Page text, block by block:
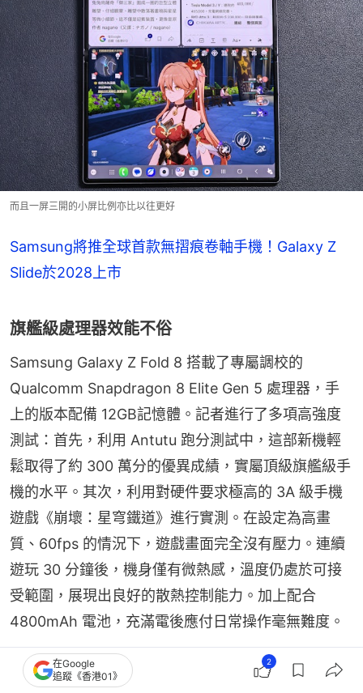
而且一屏三開的小屏比例亦比以往更好
Samsung將推全球首款無摺痕卷軸手機！Galaxy Z
Slide於2028上市
旗艦級處理器效能不俗
Samsung Galaxy Z Fold 8 搭載了專屬調校的
Qualcomm Snapdragon 8 Elite Gen 5 處理器，手
上的版本配備 12GB記憶體。記者進行了多項高強度
測試：首先，利用 Antutu 跑分測試中，這部新機輕
鬆取得了約 300 萬分的優異成績，實屬頂級旗艦級手
機的水平。其次，利用對硬件要求極高的 3A 級手機
遊戲《崩壞：星穹鐵道》進行實測。在設定為高畫
質、60fps 的情況下，遊戲畫面完全沒有壓力。連續
遊玩 30 分鐘後，機身僅有微熱感，溫度仍處於可接
受範圍，展現出良好的散熱控制能力。加上配合
4800mAh 電池，充滿電後應付日常操作毫無難度。
在Google
追蹤《香港01》
2